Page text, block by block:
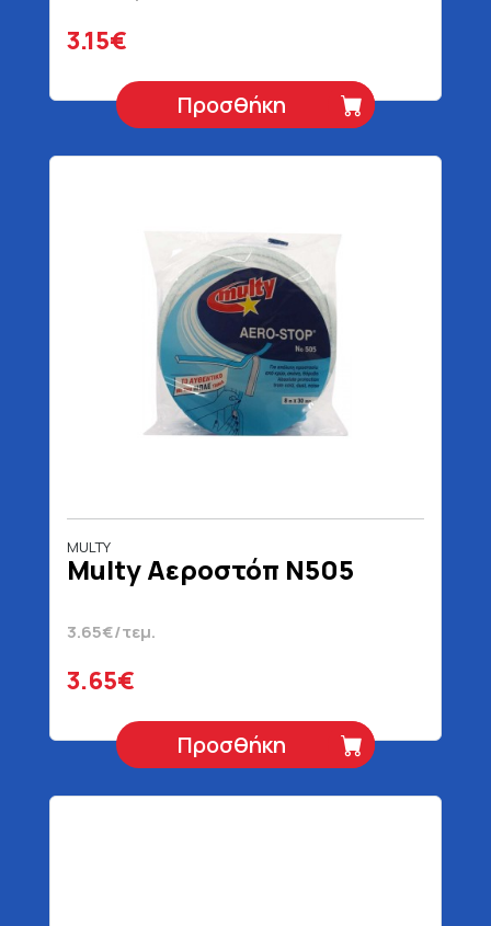
3.15€
Προσθήκη
MULTY
Multy Αεροστόπ Ν505
3.65€/τεμ.
3.65€
Προσθήκη